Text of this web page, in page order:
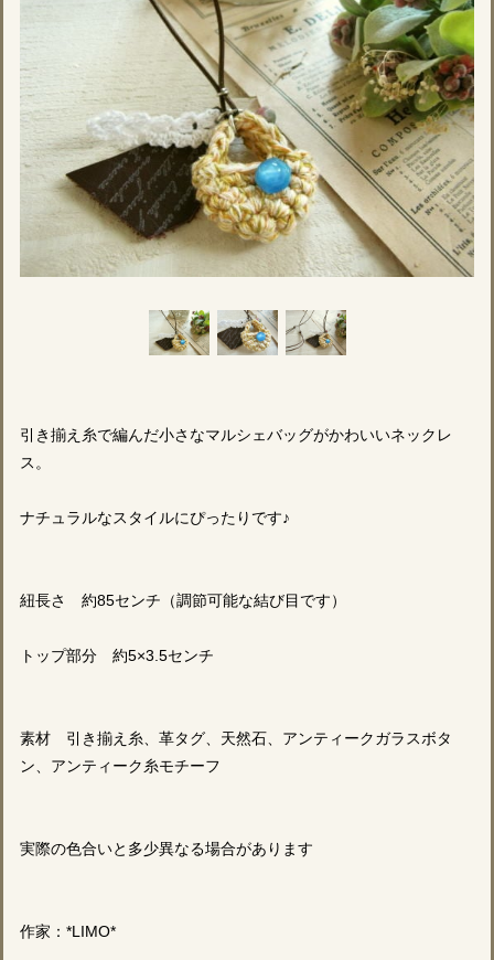
引き揃え糸で編んだ小さなマルシェバッグがかわいいネックレ
ス。
ナチュラルなスタイルにぴったりです♪
紐長さ 約85センチ（調節可能な結び目です）
トップ部分 約5×3.5センチ
素材 引き揃え糸、革タグ、天然石、アンティークガラスボタ
ン、アンティーク糸モチーフ
実際の色合いと多少異なる場合があります
作家：*LIMO*